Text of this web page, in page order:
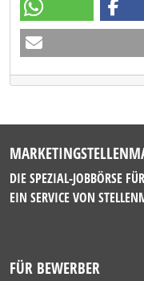
DIE SPEZIAL-JOBBÖRSE
EIN SERVICE VON
FÜR BEWERBER